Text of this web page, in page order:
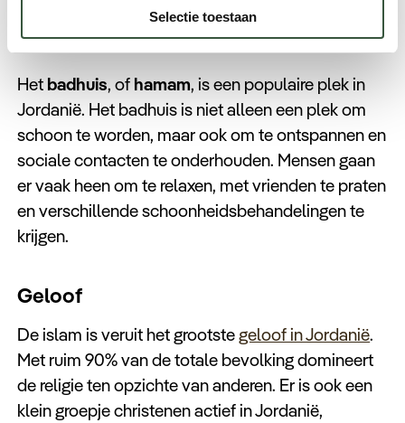
Selectie toestaan
Badhuis
Het badhuis, of hamam, is een populaire plek in
Jordanië. Het badhuis is niet alleen een plek om
schoon te worden, maar ook om te ontspannen en
sociale contacten te onderhouden. Mensen gaan
er vaak heen om te relaxen, met vrienden te praten
en verschillende schoonheidsbehandelingen te
krijgen.
Geloof
De islam is veruit het grootstegeloof in Jordanië.
Met ruim 90% van de totale bevolking domineert
de religie ten opzichte van anderen. Er is ook een
klein groepje christenen actief in Jordanië,